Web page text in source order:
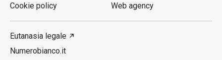
Cookie policy
Web agency
Eutanasia legale
Numerobianco.it